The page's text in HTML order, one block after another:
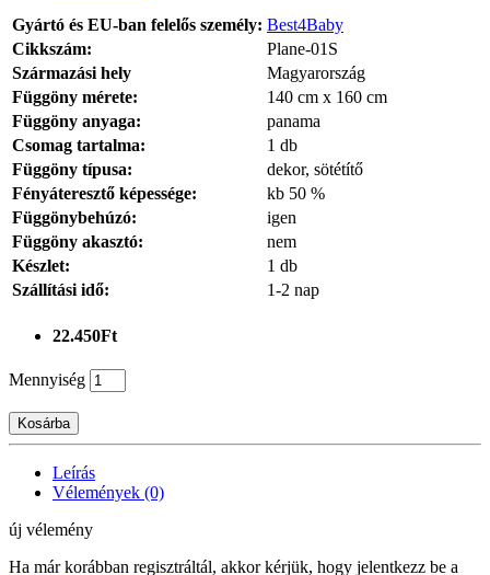
Gyártó és EU-ban felelős személy: Best4Baby
Cikkszám:
Plane-01S
Származási hely
Magyarország
Függöny mérete:
140 cm x 160 cm
Függöny anyaga:
panama
Csomag tartalma:
1 db
Függöny típusa:
dekor, sötétítő
Fényáteresztő képessége:
kb 50 %
Függönybehúzó:
igen
Függöny akasztó:
nem
Készlet:
1 db
Szállítási idő:
1-2 nap
22.450Ft
Mennyiség
Kosárba
Leírás
Vélemények (0)
új vélemény
Ha már korábban regisztráltál, akkor kérjük, hogy jelentkezz be a